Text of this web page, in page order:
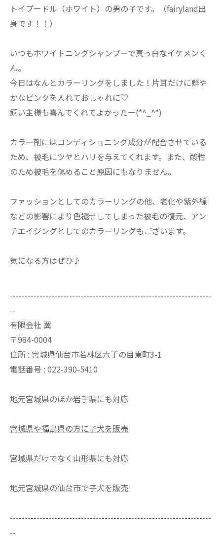
トイプードル（ホワイト）の男の子です。（fairyland出
身です！！）
いつもホワイトニングシャンプーで真っ白なイケメンく
ん。
今日はなんとカラーリングをしました！片耳だけに鮮や
かなピンクを入れておしゃれに♡
飼い主様も喜んでくれてよかったー(*^_^*)
カラー剤にはコンディショニング成分が配合させている
ため、被毛にツヤとハリを与えてくれます。また、酸性
のため被毛を傷めること原因にもなりません。
ファッションとしてのカラーリングの他、老化や紫外線
などの影響により色褪せしてしまった被毛の復元、アン
チエイジングとしてのカラーリングもございます。
気になる方はぜひ♪
--------------------------------------------------------------------
--
有限会社 翼
〒984-0004
住所 : 宮城県仙台市若林区六丁の目東町3-1
電話番号 : 022-390-5410
地元宮城県のほか岩手県にも対応
宮城県や福島県の方に子犬を販売
宮城県だけでなく山形県にも対応
地元宮城県の仙台市で子犬を販売
--------------------------------------------------------------------
--